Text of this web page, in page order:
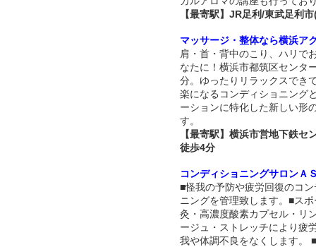
【最寄駅】JR足利/東武足利
マッサージ・整体なら横浜ア
肩・首・背中のこり、ハリで
なたに！横浜市都筑区センタ
分。ゆったりリラックスでき
楽になるコンディショニング
ーションに特化した新しい形
す。
【最寄駅】横浜市営地下鉄セ
徒歩4分
コンディショニングサロンＡ
■怪我の予防や疲労回復のコ
ニングを管理致します。■ス
灸・高濃度酸素カプセル・リ
ージュ・ストレッチにより疲
我や体調不良をなくします。